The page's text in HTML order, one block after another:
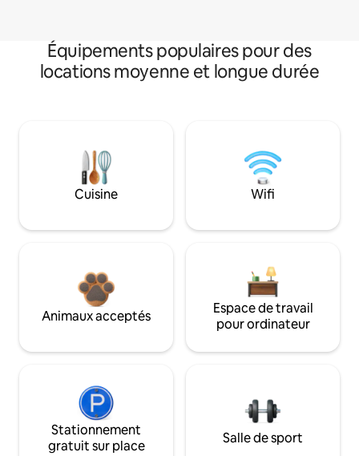
Équipements populaires pour des
locations moyenne et longue durée
Cuisine Wifi
Animaux acceptés
Espace de travail
pour ordinateur
Stationnement
gratuit sur place
Salle de sport